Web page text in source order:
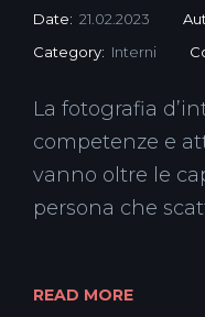
Date: 21.02.2023
Category: Interni
La fotografia
competenze e
vanno oltre le
persona che
READ MORE